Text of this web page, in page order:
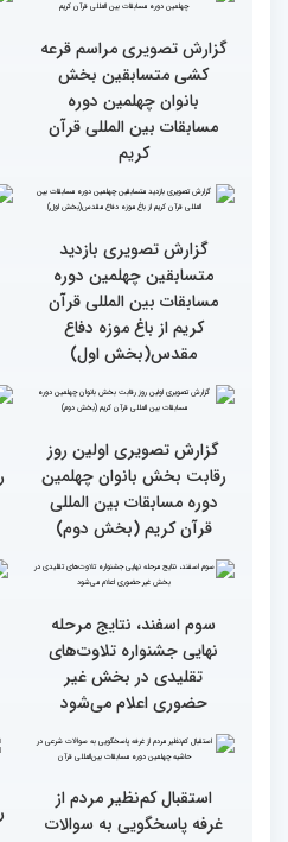
گزارش تصویری دومین روز
رقابت بخش برادران
چهلمین دوره مسابقات
بین‌المللی قرآن کریم(بخش
دوم)
گزارش تصویری مراسم قرعه
کشی متسابقین بخش
بانوان چهلمین دوره
مسابقات بین المللی قرآن
کریم
گزارش تصویری بازدید
متسابقین چهلمین دوره
مسابقات بین المللی قرآن
کریم از باغ موزه دفاع
مقدس(بخش اول)
گزارش تصویری اولین روز
رقابت بخش بانوان چهلمین
دوره مسابقات بین المللی
قرآن کریم (بخش دوم)